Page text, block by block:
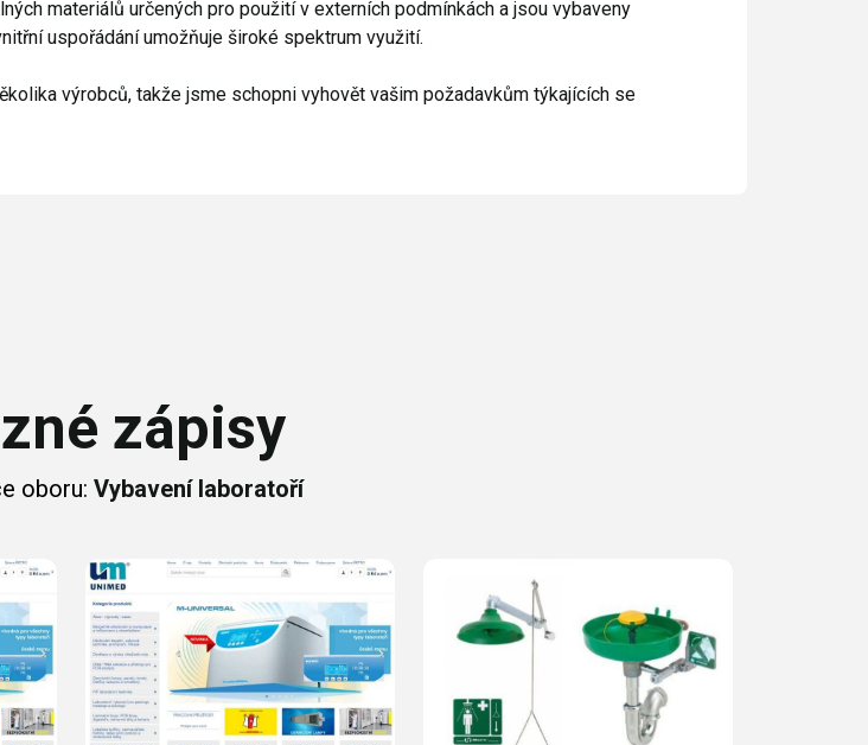
materiálů určených pro použití v externích podmínkách a jsou vybaveny
uspořádání umožňuje široké spektrum využití.
výrobců, takže jsme schopni vyhovět vašim požadavkům týkajících se
zápisy
oboru: Vybavení laboratoří